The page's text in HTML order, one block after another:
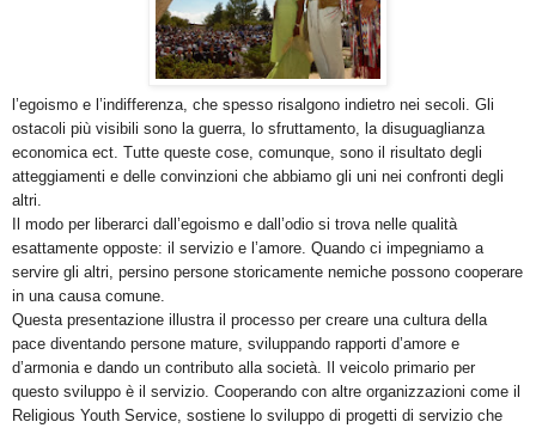
l’egoismo e l’indifferenza, che spesso risalgono indietro nei secoli. Gli
ostacoli più visibili sono la guerra, lo sfruttamento, la disuguaglianza
economica ect. Tutte queste cose, comunque, sono il risultato degli
atteggiamenti e delle convinzioni che abbiamo gli uni nei confronti degli
altri.
Il modo per liberarci dall’egoismo e dall’odio si trova nelle qualità
esattamente opposte: il servizio e l’amore. Quando ci impegniamo a
servire gli altri, persino persone storicamente nemiche possono cooperare
in una causa comune.
Questa presentazione illustra il processo per creare una cultura della
pace diventando persone mature, sviluppando rapporti d’amore e
d’armonia e dando un contributo alla società. Il veicolo primario per
questo sviluppo è il servizio. Cooperando con altre organizzazioni come il
Religious Youth Service, sostiene lo sviluppo di progetti di servizio che